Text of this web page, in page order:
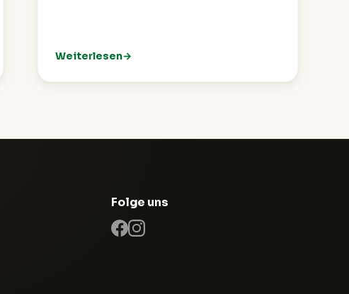
Fest für unsere Vereinsgemeinschaft
Weiterlesen
: Unsere neue Website ist live!
Folge uns